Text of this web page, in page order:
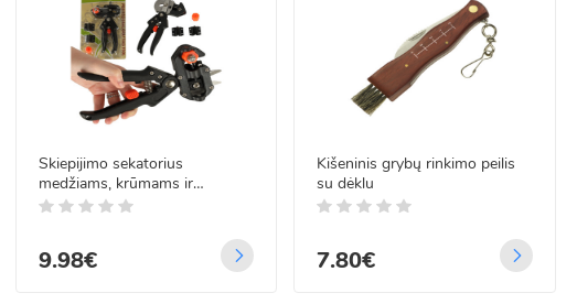
Skiepijimo sekatorius
medžiams, krūmams ir
vynuogėms, 20 cm x 10 cm x 4
9.98€
Kišeninis grybų rinkimo peilis
su dėklu
7.80€